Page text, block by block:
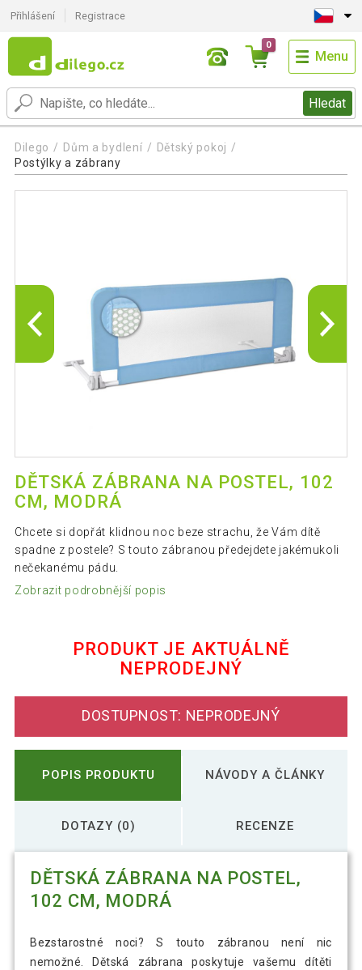
Přihlášení Registrace
Hledat
0
Menu
Dilego Dům a bydlení
Dětský pokoj
Postýlky a zábrany
DĚTSKÁ ZÁBRANA NA POSTEL, 102
CM, MODRÁ
Chcete si dopřát klidnou noc beze strachu, že Vám dítě
spadne z postele? S touto zábranou předejdete jakémukoli
nečekanému pádu.
Zobrazit podrobnější popis
PRODUKT JE AKTUÁLNĚ
NEPRODEJNÝ
DOSTUPNOST: NEPRODEJNÝ
POPIS PRODUKTU NÁVODY A ČLÁNKY
DOTAZY (0) RECENZE
DĚTSKÁ ZÁBRANA NA POSTEL,
102 CM, MODRÁ
Bezstarostné noci? S touto zábranou není nic
nemožné. Dětská zábrana poskytuje vašemu dítěti